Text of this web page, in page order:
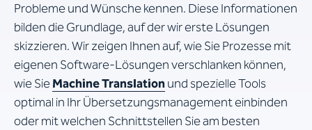
Probleme und Wünsche kennen. Diese Informationen
bilden die Grundlage, auf der wir erste Lösungen
skizzieren. Wir zeigen Ihnen auf, wie Sie Prozesse mit
eigenen Software-Lösungen verschlanken können,
wie SieMachine Translationund spezielle Tools
optimal in Ihr Übersetzungsmanagement einbinden
oder mit welchen Schnittstellen Sie am besten